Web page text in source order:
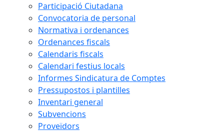
Participació Ciutadana
Convocatoria de personal
Normativa i ordenances
Ordenances fiscals
Calendaris fiscals
Calendari festius locals
Informes Sindicatura de Comptes
Pressupostos i plantilles
Inventari general
Subvencions
Proveïdors